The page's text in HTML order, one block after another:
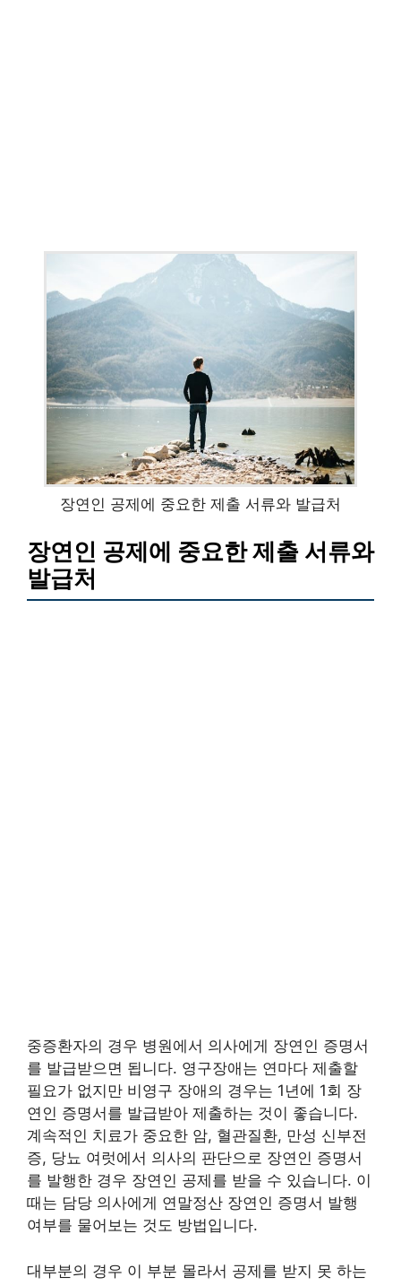
장연인 공제에 중요한 제출 서류와 발급처
장연인 공제에 중요한 제출 서류와
발급처
중증환자의 경우 병원에서 의사에게 장연인 증명서
를 발급받으면 됩니다. 영구장애는 연마다 제출할
필요가 없지만 비영구 장애의 경우는 1년에 1회 장
연인 증명서를 발급받아 제출하는 것이 좋습니다.
계속적인 치료가 중요한 암, 혈관질환, 만성 신부전
증, 당뇨 여럿에서 의사의 판단으로 장연인 증명서
를 발행한 경우 장연인 공제를 받을 수 있습니다. 이
때는 담당 의사에게 연말정산 장연인 증명서 발행
여부를 물어보는 것도 방법입니다.
대부분의 경우 이 부분 몰라서 공제를 받지 못 하는